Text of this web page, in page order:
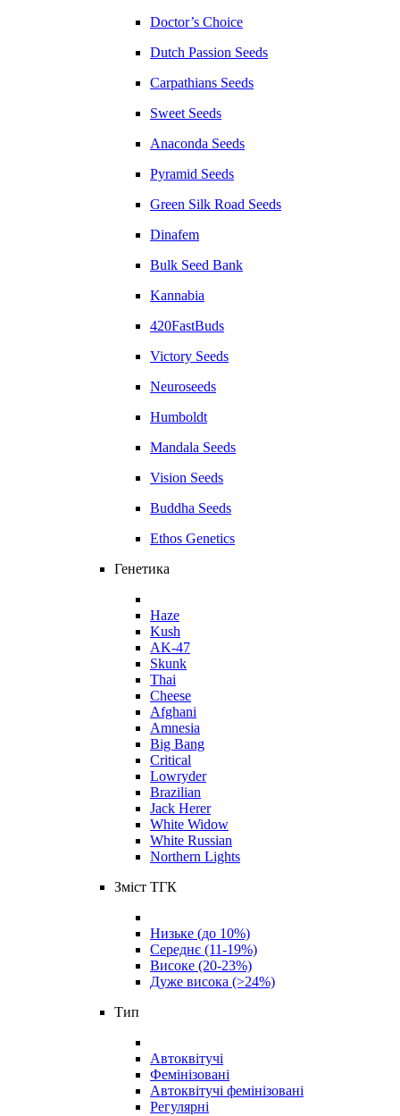
Doctor’s Choice
Dutch Passion Seeds
Carpathians Seeds
Sweet Seeds
Anaconda Seeds
Pyramid Seeds
Green Silk Road Seeds
Dinafem
Bulk Seed Bank
Kannabia
420FastBuds
Victory Seeds
Neuroseeds
Humboldt
Mandala Seeds
Vision Seeds
Buddha Seeds
Ethos Genetics
Генетика
Haze
Kush
AK-47
Skunk
Thai
Cheese
Afghani
Amnesia
Big Bang
Critical
Lowryder
Brazilian
Jack Herer
White Widow
White Russian
Northern Lights
Зміст ТГК
Низьке (до 10%)
Середнє (11-19%)
Високе (20-23%)
Дуже висока (>24%)
Тип
Автоквітучі
Фемінізовані
Автоквітучі фемінізовані
Регулярні